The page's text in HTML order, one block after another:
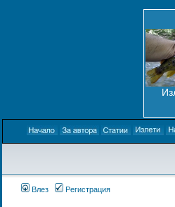
Влез Регистрация